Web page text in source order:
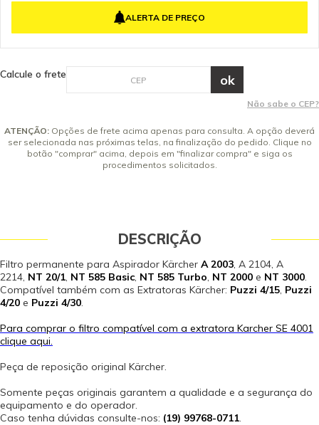
ALERTA DE PREÇO
Calcule o frete
Não sabe o CEP?
ATENÇÃO: Opções de frete acima apenas para consulta. A opção deverá
ser selecionada nas próximas telas, na finalização do pedido. Clique no
botão "comprar" acima, depois em "finalizar compra" e siga os
procedimentos solicitados.
DESCRIÇÃO
Filtro permanente para Aspirador Kärcher A 2003, A 2104, A
2214, NT 20/1, NT 585 Basic, NT 585 Turbo, NT 2000 e NT 3000.
Compatível também com as Extratoras Kärcher: Puzzi 4/15, Puzzi
4/20 e Puzzi 4/30.
Para comprar o filtro compatível com a extratora Karcher SE 4001
clique aqui.
Peça de reposição original Kärcher.
Somente peças originais garantem a qualidade e a segurança do
equipamento e do operador.
Caso tenha dúvidas consulte-nos: (19) 99768-0711.